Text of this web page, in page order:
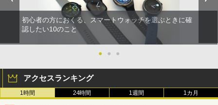
初心者の方におくる、スマートウォッチを選ぶときに確
認したい10のこと
● ● ●
アクセスランキング
1時間 24時間 1週間 1カ月